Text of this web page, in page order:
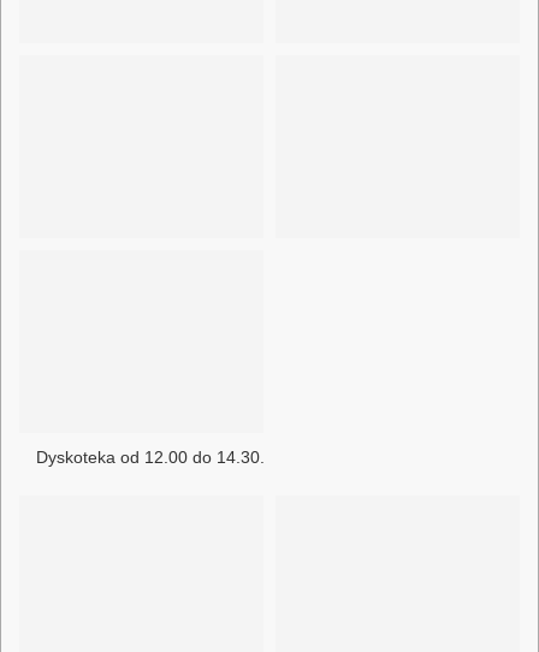
Dyskoteka od 12.00 do 14.30.